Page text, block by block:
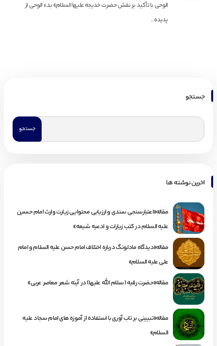
الوحی با تأکید بر نقش حضرت خدیجه علیها السلام» بدء الوحی از
پدیده...
جستجو
اخرین نوشته ها
مقاله«اعتبارسنجی سندی و ارزیابی محتوایی زیارت وارث امام حسین
علیه السلام در کتب زیارات و ادعیه شیعه»
مقاله«دیدگاه مادلونگ درباره اختلاف امام حسن علیه السلام و امام
علی علیه السلام»
مقاله«حضرت رقیه (سلام الله علیها) در آینه شعر معاصر عربی»
مقاله«تبیینی بر تاب آوری با استفاده از آموزه های امام سجاد علیه
السلام»